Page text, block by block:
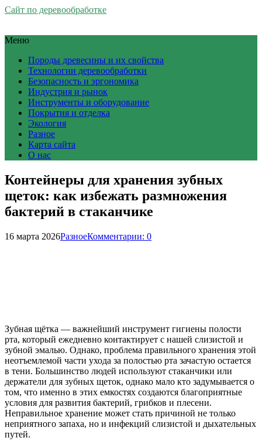
Сайт по деревообработке
Меню
Породы древесины и их свойства
Технологии деревообработки
Безопасность и эргономика
Индустрия и рынок
Инструменты и оборудование
Покрытия и отделка
Экология
Разное
Карта сайта
О нас
Контейнеры для хранения зубных
щеток: как избежать размножения
бактерий в стаканчике
16 марта 2026РазноеКомментарии: 0
Зубная щётка — важнейший инструмент гигиены полости
рта, который ежедневно контактирует с нашей слизистой и
зубной эмалью. Однако, проблема правильного хранения этой
неотъемлемой части ухода за полостью рта зачастую остается
в тени. Большинство людей используют стаканчики или
держатели для зубных щеток, однако мало кто задумывается о
том, что именно в этих емкостях создаются благоприятные
условия для развития бактерий, грибков и плесени.
Неправильное хранение может стать причиной не только
неприятного запаха, но и инфекций слизистой и дыхательных
путей.